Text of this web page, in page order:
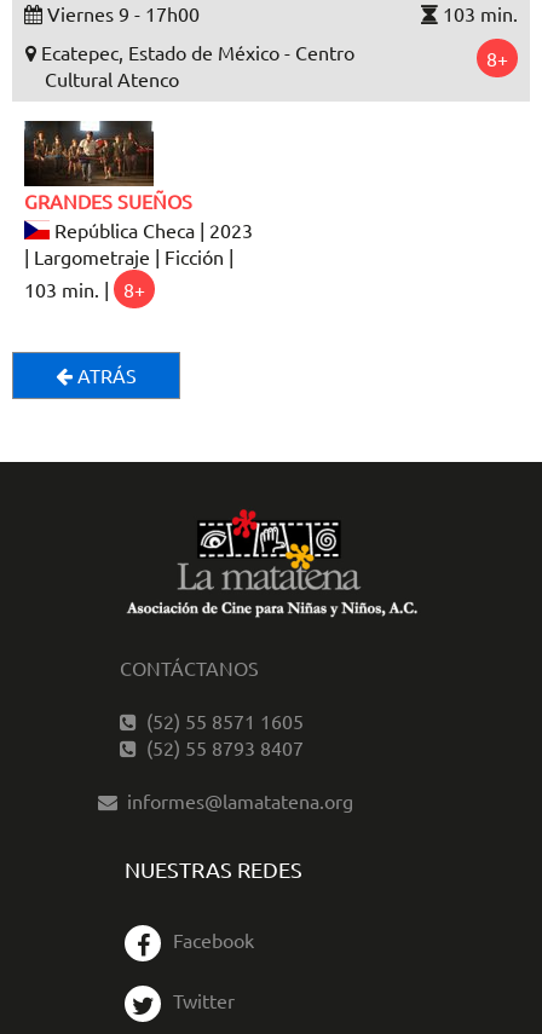
Viernes 9 - 17h00
103 min.
Ecatepec, Estado de México - Centro
Cultural Atenco
8+
GRANDES SUEÑOS
República Checa | 2023
| Largometraje | Ficción |
103 min. |
8+
ATRÁS
CONTÁCTANOS
(52) 55 8571 1605
(52) 55 8793 8407
informes@lamatatena.org
NUESTRAS REDES
Facebook
Twitter